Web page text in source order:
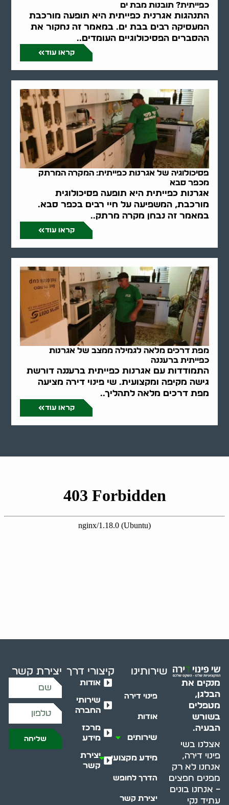
כפייתית? תובנות מבת ים
התנהגות אגרנית כפייתית היא תופעה מורכבת
המעסיקה רבים בבת ים. במאמר זה נחקור את
ההסברים הפסיכולוגיים העומדים..
קראו עוד
פסיכולוגיה של אגרנות כפייתית: המקרה המרתק
מכפר סבא
אגרנות כפייתית היא תופעה פסיכולוגית
מורכבת, המשפיעה על חיי רבים בכפר סבא.
במאמר זה נבחן מקרה מרתק..
קראו עוד
מפת דרכים מלאה לגמילה ממצב של אגרנות
כפייתית ברעננה
התמודדות עם אגרנות כפייתית ברעננה דורשת
גישה מקיפה ומקצועית. שי פינוי דירה מציעה
מפת דרכים מלאה לתהליך..
קראו עוד
מנקים את
הבלגן,
מטפלים
בשורש
הבעיה.
אצלנו בשי
פינוי דירה,
אנחנו לא רק
מפנים חפצים
– אנחנו בונים
עתיד נקי
שירותינו
פינוי דירה
אודות
שירותים
מידע מקצועי
הדרך לחופש
יצירת קשר
קיצורי דרך
אודות
שירותי
החברה
מרכז
מידע
יצירת
קשר
יצירת קשר
שליחה